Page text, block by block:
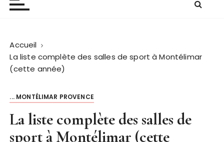
Accueil
La liste complète des salles de sport à Montélimar
(cette année)
... MONTÉLIMAR PROVENCE
La liste complète des salles de
sport à Montélimar (cette